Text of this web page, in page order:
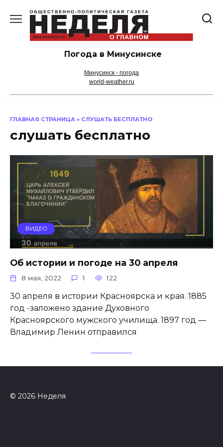
содержанию
Погода в Минусинске
Минусинск - погода
world-weather.ru
ГЛАВНАЯ СТРАНИЦА » СЛУШАТЬ БЕСПЛАТНО
слушать бесплатно
ВИДЕО
Об истории и погоде на 30 апреля
8 мая, 2022 1 122
30 апреля в истории Красноярска и края. 1885
год -заложено здание Духовного
Красноярского мужского училища. 1897 год —
Владимир Ленин отправился
© 2026 Неделя